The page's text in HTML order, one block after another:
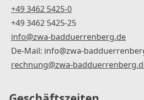
+49 3462 5425-0
+49 3462 5425-25
info@zwa-badduerrenberg.de
De-Mail: info@zwa-
rechnung@zwa-